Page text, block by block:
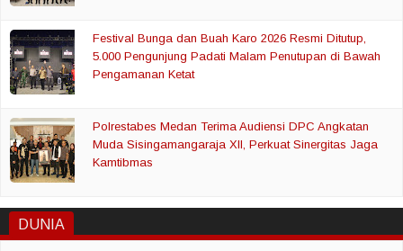
Festival Bunga dan Buah Karo 2026 Resmi Ditutup,
5.000 Pengunjung Padati Malam Penutupan di Bawah
Pengamanan Ketat
Polrestabes Medan Terima Audiensi DPC Angkatan
Muda Sisingamangaraja XII, Perkuat Sinergitas Jaga
Kamtibmas
DUNIA